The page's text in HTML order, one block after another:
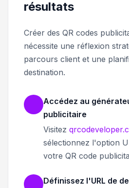
résultats
Créer des QR codes
nécessite une réflexion
parcours client et une
destination.
Accédez au
publicitaire
Visitez
sélectionnez l'option
votre QR code
Définissez l'URL de